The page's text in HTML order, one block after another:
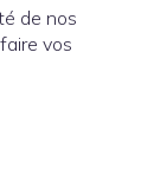
de nos
vos